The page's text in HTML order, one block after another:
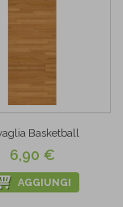
Basketball
6,90 €
AGGIUNGI